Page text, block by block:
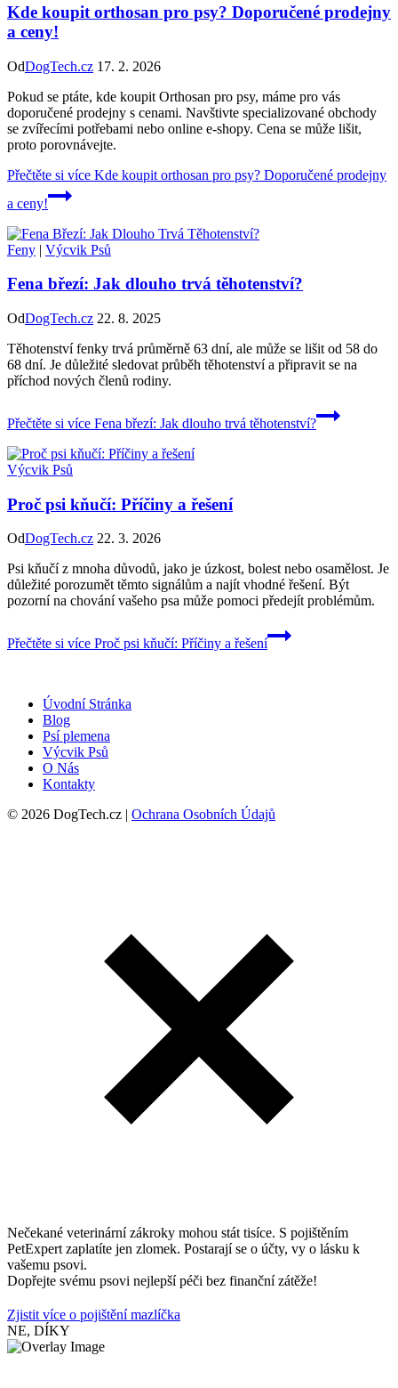
Kde koupit orthosan pro psy? Doporučené prodejny
a ceny!
OdDogTech.cz 17. 2. 2026
Pokud se ptáte, kde koupit Orthosan pro psy, máme pro vás
doporučené prodejny s cenami. Navštivte specializované obchody
se zvířecími potřebami nebo online e-shopy. Cena se může lišit,
proto porovnávejte.
Přečtěte si více Kde koupit orthosan pro psy? Doporučené prodejny
a ceny!
Feny | Výcvik Psů
Fena březí: Jak dlouho trvá těhotenství?
OdDogTech.cz 22. 8. 2025
Těhotenství fenky trvá průměrně 63 dní, ale může se lišit od 58 do
68 dní. Je důležité sledovat průběh těhotenství a připravit se na
příchod nových členů rodiny.
Přečtěte si více Fena březí: Jak dlouho trvá těhotenství?
Výcvik Psů
Proč psi kňučí: Příčiny a řešení
OdDogTech.cz 22. 3. 2026
Psi kňučí z mnoha důvodů, jako je úzkost, bolest nebo osamělost. Je
důležité porozumět těmto signálům a najít vhodné řešení. Být
pozorní na chování vašeho psa může pomoci předejít problémům.
Přečtěte si více Proč psi kňučí: Příčiny a řešení
Úvodní Stránka
Blog
Psí plemena
Výcvik Psů
O Nás
Kontakty
© 2026 DogTech.cz | Ochrana Osobních Údajů
Nečekané veterinární zákroky mohou stát tisíce. S pojištěním
PetExpert zaplatíte jen zlomek. Postarají se o účty, vy o lásku k
vašemu psovi.
Dopřejte svému psovi nejlepší péči bez finanční zátěže!
Zjistit více o pojištění mazlíčka
NE, DÍKY